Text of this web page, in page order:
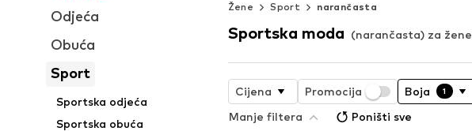
Odjeća
Obuća
Sport
Sportska odjeća
Sportska obuća
Žene
Sport narančasta
Sportska moda (narančasta) za žene
Cijena Promocija Boja 1
Manje filtera
Poništi sve